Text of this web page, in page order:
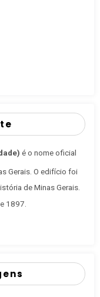
é o nome oficial
Gerais . O edifício foi
de Minas Gerais.
1897.